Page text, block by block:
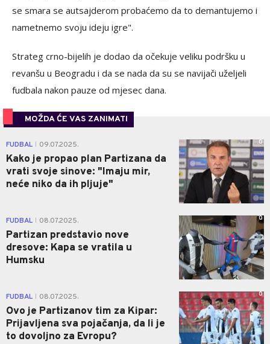
se smara se autsajderom probaćemo da to demantujemo i
nametnemo svoju ideju igre".
Strateg crno-bijelih je dodao da očekuje veliku podršku u
revanšu u Beogradu i da se nada da su se navijači uželjeli
fudbala nakon pauze od mjesec dana.
MOŽDA ĆE VAS ZANIMATI
FUDBAL 09.07.2025.
Kako je propao plan Partizana da
vrati svoje sinove: "Imaju mir,
neće niko da ih pljuje"
0
FUDBAL 08.07.2025.
Partizan predstavio nove
dresove: Kapa se vratila u
Humsku
0
FUDBAL 08.07.2025.
Ovo je Partizanov tim za Kipar:
Prijavljena sva pojačanja, da li je
to dovoljno za Evropu?
0